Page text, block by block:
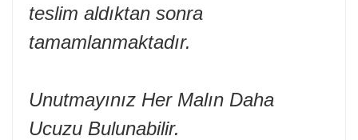
teslim aldıktan sonra
tamamlanmaktadır.
Unutmayınız Her Malın Daha
Ucuzu Bulunabilir.